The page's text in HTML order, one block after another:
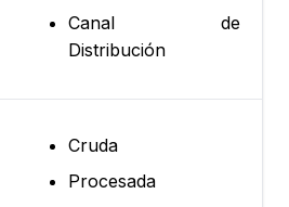
Canal de
Distribución
Cruda
Procesada